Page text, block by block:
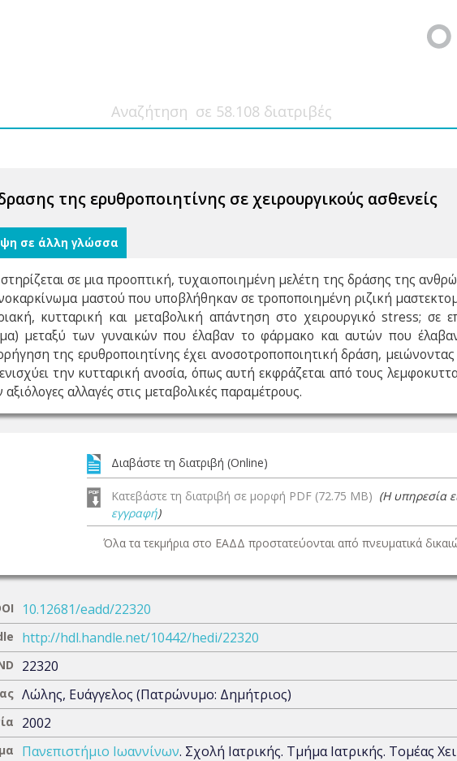
της ερυθροποιητίνης σε χειρουργικούς ασθενείς
σε άλλη γλώσσα
σε μια προοπτική, τυχαιοποιημένη μελέτη της δράσης της
μαστού που υποβλήθηκαν σε τροποποιημένη ριζική
κυτταρική και μεταβολική απάντηση στο χειρουργικό stress; σε
μεταξύ των γυναικών που έλαβαν το φάρμακο και αυτών που
της ερυθροποιητίνης έχει ανοσοτροποποιητική δράση,
την κυτταρική ανοσία, όπως αυτή εκφράζεται από τους
αλλαγές στις μεταβολικές παραμέτρους.
Διαβάστε τη διατριβή (Online)
Κατεβάστε τη διατριβή σε μορφή PDF (72.75 MB) (Η υπηρεσία
εγγραφή)
Όλα τα τεκμήρια στο ΕΑΔΔ προστατεύονται από πνευματικά
10.12681/eadd/22320
http://hdl.handle.net/10442/hedi/22320
22320
Λώλης, Ευάγγελος (Πατρώνυμο: Δημήτριος)
2002
Πανεπιστήμιο Ιωαννίνων. Σχολή Ιατρικής. Τμήμα Ιατρικής. Τομέας